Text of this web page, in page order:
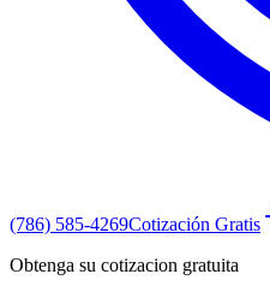
(786) 585-4269Cotización Gratis
Obtenga su cotizacion gratuita